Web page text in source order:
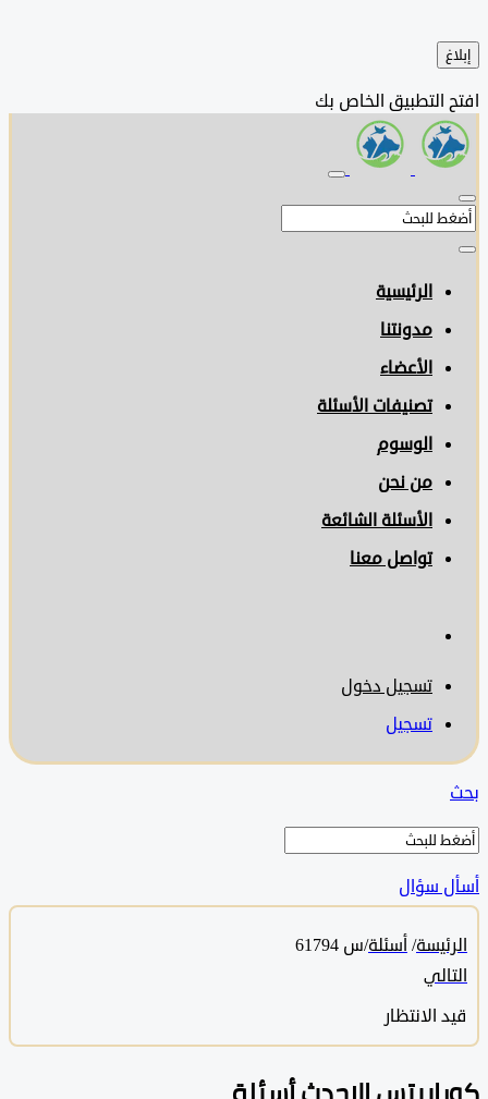
التطبيق الخاص بك
الرئيسية
مدونتنا
الأعضاء
تصنيفات الأسئلة
الوسوم
من نحن
الأسئلة الشائعة
تواصل معنا
تسجيل دخول
تسجيل
سؤال
/ أسئلة/س 61794
الانتظار